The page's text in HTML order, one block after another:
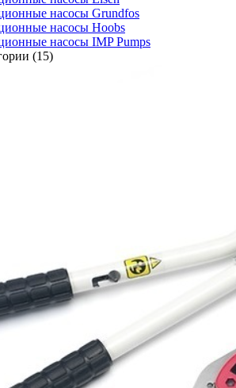
насосы Grundfos
насосы Hoobs
насосы IMP Pumps
(15)